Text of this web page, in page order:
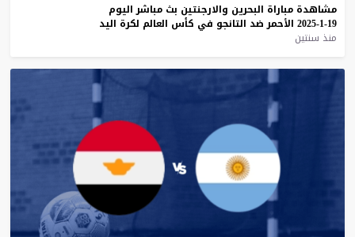
مشاهدة مباراة البحرين والارجنتين بث مباشر اليوم
19-1-2025
الأحمر ضد التانجو في كأس العالم لكرة اليد
منذ سنتين